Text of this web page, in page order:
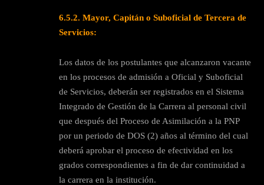
6.5.2. Mayor, Capitán o Suboficial de Tercera de
Servicios:
Los datos de los postulantes que alcanzaron vacante
en los procesos de admisión a Oficial y Suboficial
de Servicios, deberán ser registrados en el Sistema
Integrado de Gestión de la Carrera al personal civil
que después del Proceso de Asimilación a la PNP
por un periodo de DOS (2) años al término del cual
deberá aprobar el proceso de efectividad en los
grados correspondientes a fin de dar continuidad a
la carrera en la institución.